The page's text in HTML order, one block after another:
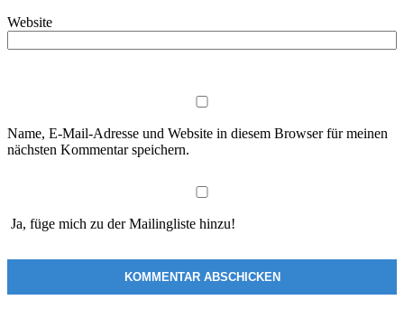
Website
Name, E-Mail-Adresse und Website in diesem Browser für meinen
nächsten Kommentar speichern.
Ja, füge mich zu der Mailingliste hinzu!